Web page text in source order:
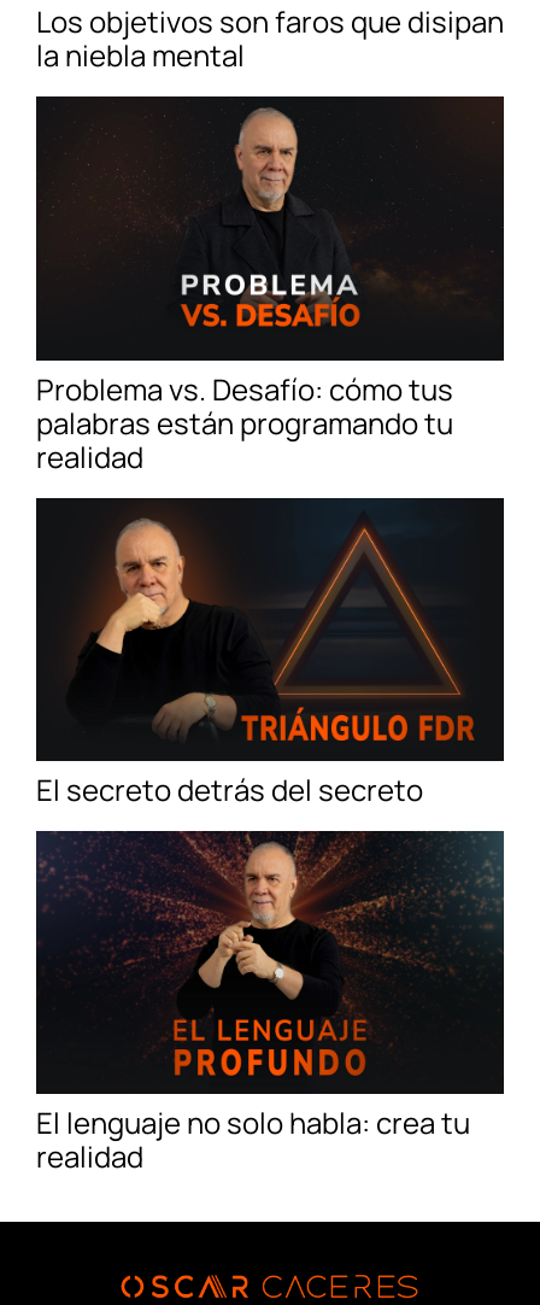
Los objetivos son faros que disipan
la niebla mental
Problema vs. Desafío: cómo tus
palabras están programando tu
realidad
El secreto detrás del secreto
El lenguaje no solo habla: crea tu
realidad